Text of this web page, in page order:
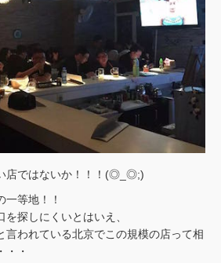
店ではないか！！！(◎_◎;)
一等地！！
探しにくいとはいえ、
言われている北京でこの規模の店って相
・・